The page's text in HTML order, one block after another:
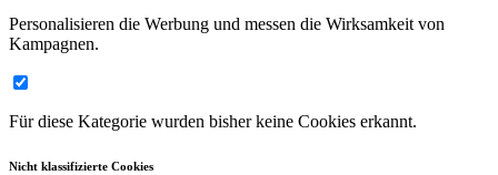
Personalisieren die Werbung und messen die Wirksamkeit von
Kampagnen.
Für diese Kategorie wurden bisher keine Cookies erkannt.
Nicht klassifizierte Cookies